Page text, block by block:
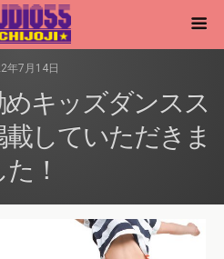
年7月14日
キッズダンスス
していただきま
た！